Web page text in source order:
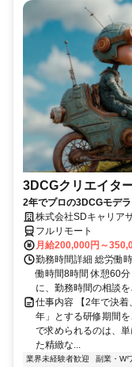
3DCGクリエイタ
2年でプロの3DCGモデ
株式会社SDキャリア
フルリモート
月給200,000円～
勤務時間詳細 総労働
働時間8時間 休憩60
に、勤務時間の相談
仕事内容 【2年で決
年」とする研修期間
で求められるのは、
た精緻な...
業界未経験者歓迎 副業・W